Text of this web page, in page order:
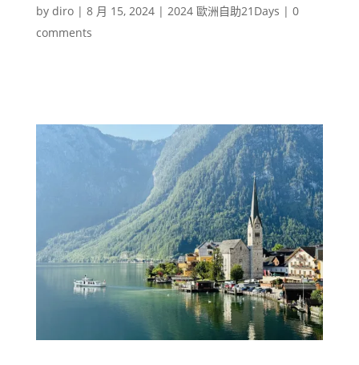
by diro| 8 月 15, 2024| 2024 歐洲自助21Days | 0
comments